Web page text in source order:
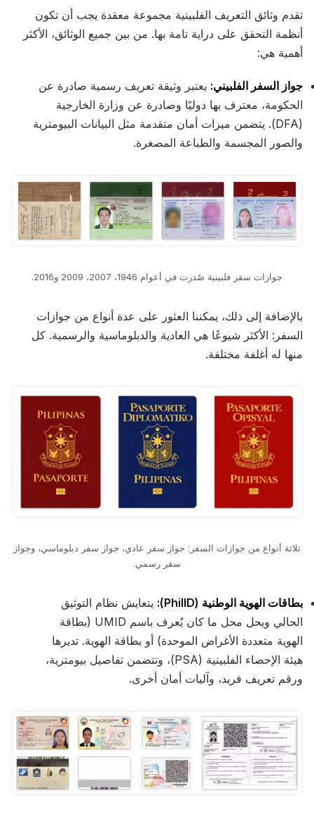
تقدم وثائق التعريف الفلبينية مجموعة معقدة يجب أن تكون
أنظمة التحقق على دراية تامة بها. من بين جميع الوثائق، الأكثر
أهمية هي:
جواز السفر الفلبيني: يعتبر وثيقة تعريف رسمية صادرة عن
الحكومة، معترف بها دوليًا وصادرة عن وزارة الخارجية
(DFA). يتضمن ميزات أمان متقدمة مثل البيانات البيومترية
والصور المجسمة والطباعة المصغرة.
جوازات سفر فلبينية صُدرت في أعوام 1946، 2007، 2009 و2016.
بالإضافة إلى ذلك، يمكننا العثور على عدة أنواع من جوازات
السفر: الأكثر شيوعًا هي العادية والدبلوماسية والرسمية. كل
منها له أغلفة مختلفة.
ثلاثة أنواع من جوازات السفر: جواز سفر عادي، جواز سفر دبلوماسي، وجواز
سفر رسمي.
بطاقات الهوية الوطنية (PhilID):
يتعايش نظام التوثيق
الحالي ويحل محل ما كان يُعرف باسم UMID (بطاقة
الهوية متعددة الأغراض الموحدة) أو بطاقة الهوية. تديرها
هيئة الإحصاء الفلبينية (PSA)، وتتضمن تفاصيل بيومترية،
ورقم تعريف فريد، وآليات أمان أخرى.